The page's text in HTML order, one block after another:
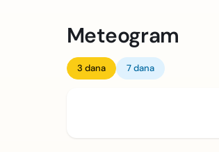
Meteogram
3 dana 7 dana